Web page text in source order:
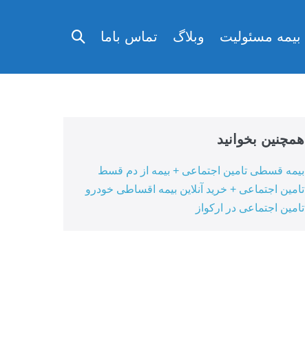
بیمه مسئولیت وبلاگ تماس باما
تغییر
همچنین بخوانید
بیمه قسطی تامین اجتماعی + بیمه از دم قسط
تامین اجتماعی + خرید آنلاین بیمه اقساطی خودرو
تامین اجتماعی در ارکواز